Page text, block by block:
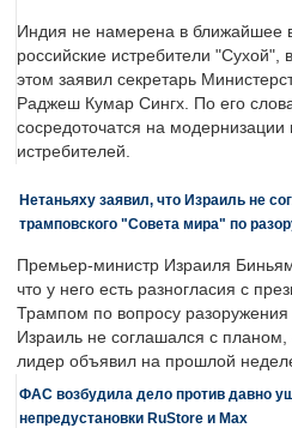
Индия не намерена в ближайшее
российские истребители
этом заявил секретарь
Раджеш Кумар Сингх. По его
сосредоточатся на
истребителей.
Нетаньяху заявил, что Израиль не
трамповского "Совета мира" по
Премьер-министр Израиля
что у него есть разногласия с
Трампом по вопросу
Израиль не соглашался с
лидер объявил на прошлой
ФАС возбудила дело против давно
непредустановки RuStore и Max